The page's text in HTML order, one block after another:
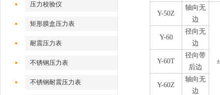
压力校验仪
矩形膜盒压力表
耐震压力表
不锈钢压力表
不锈钢耐震压力表
Y-50Z
轴向无
边
Y-60
径向无
边
Y-60T
径向带
后边
Y-60Z
轴向无
边